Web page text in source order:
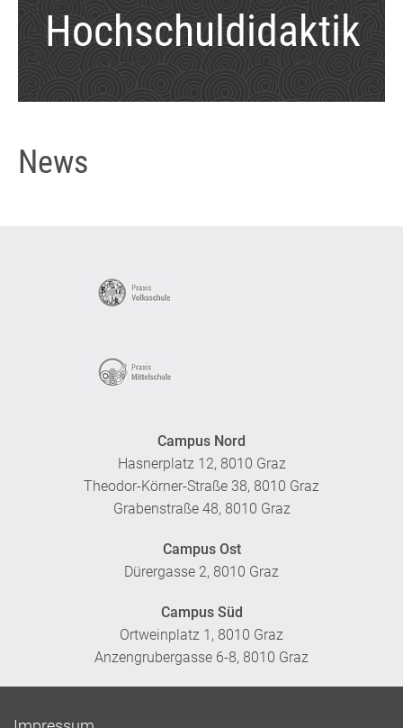
Hochschuldidaktik
News
Campus Nord
Hasnerplatz 12, 8010 Graz
Theodor-Körner-Straße 38, 8010 Graz
Grabenstraße 48, 8010 Graz
Campus Ost
Dürergasse 2, 8010 Graz
Campus Süd
Ortweinplatz 1, 8010 Graz
Anzengrubergasse 6-8, 8010 Graz